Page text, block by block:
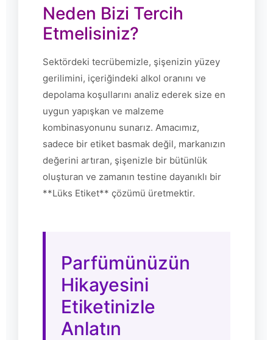
Neden Bizi Tercih
Etmelisiniz?
Sektördeki tecrübemizle, şişenizin yüzey
gerilimini, içeriğindeki alkol oranını ve
depolama koşullarını analiz ederek size en
uygun yapışkan ve malzeme
kombinasyonunu sunarız. Amacımız,
sadece bir etiket basmak değil, markanızın
değerini artıran, şişenizle bir bütünlük
oluşturan ve zamanın testine dayanıklı bir
**Lüks Etiket** çözümü üretmektir.
Parfümünüzün
Hikayesini
Etiketinizle
Anlatın